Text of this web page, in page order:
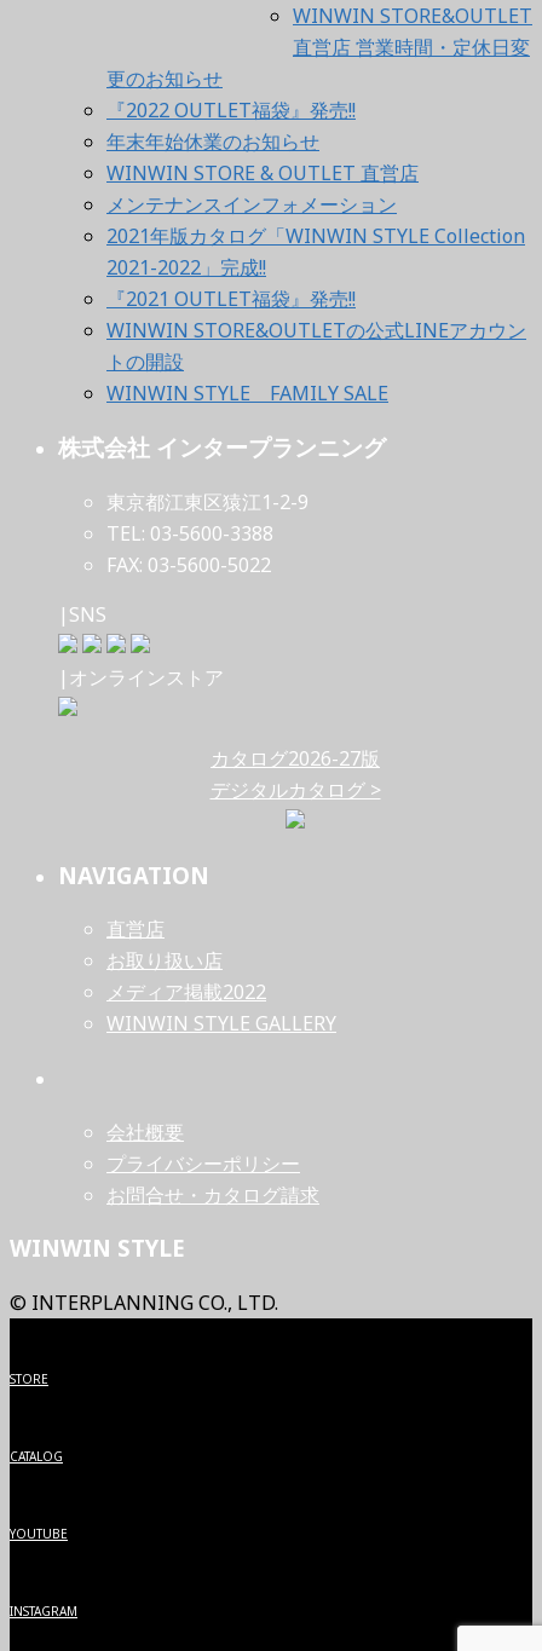
WINWIN STORE&OUTLET
直営店 営業時間・定休日変
更のお知らせ
『2022 OUTLET福袋』発売!!
年末年始休業のお知らせ
WINWIN STORE & OUTLET 直営店
メンテナンスインフォメーション
2021年版カタログ「WINWIN STYLE Collection
2021-2022」完成!!
『2021 OUTLET福袋』発売!!
WINWIN STORE&OUTLETの公式LINEアカウン
トの開設
WINWIN STYLE FAMILY SALE
株式会社 インタープランニング
東京都江東区猿江1-2-9
TEL: 03-5600-3388
FAX: 03-5600-5022
|SNS
|オンラインストア
カタログ2026-27版
デジタルカタログ >
NAVIGATION
直営店
お取り扱い店
メディア掲載2022
WINWIN STYLE GALLERY
会社概要
プライバシーポリシー
お問合せ・カタログ請求
WINWIN STYLE
© INTERPLANNING CO., LTD.
STORE
CATALOG
YOUTUBE
INSTAGRAM